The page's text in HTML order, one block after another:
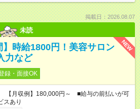
掲載日：2026.08.07
未読
NEW
】時給1800円！美容サロン
力など
録・面接OK
【月収例】180,000円～ ■給与の前払いが可
スあり